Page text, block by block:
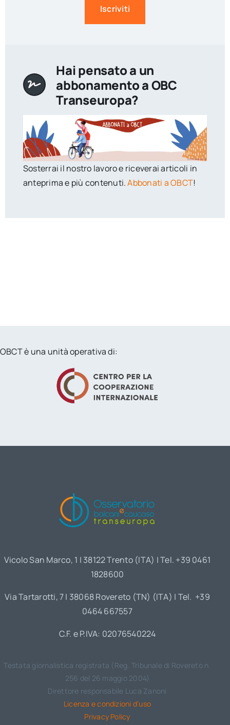
Iscriviti
Hai pensato a un
abbonamento a OBC
Transeuropa?
Sosterrai il nostro lavoro e riceverai articoli in
anteprima e più contenuti.Abbonati a OBCT!
OBCT è una unità operativa di:
Vicolo San Marco, 1 | 38122 Trento (ITA) | Tel. +39 0461
1828600
Via Tartarotti, 7 | 38068 Rovereto (TN) (ITA) | Tel. +39
0464 667557
C.F. e P.IVA: 02076540224
Testata giornalistica registrata (Reg. Tribunale di Rovereto n.
256 del 26 maggio 2004)
Direttore responsabile Luca Zanoni
Licenza e condizioni d’uso
Privacy Policy